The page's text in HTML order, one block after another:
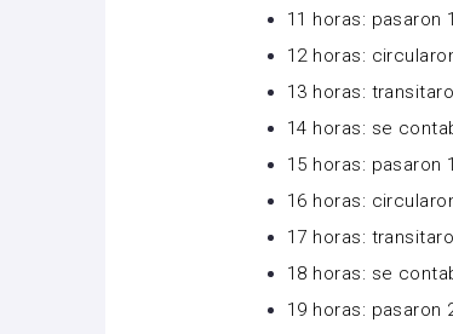
11 horas: pasaron
12 horas:
13 horas:
14 horas: se
15 horas: pasaron
16 horas:
17 horas:
18 horas: se
19 horas: pasaron